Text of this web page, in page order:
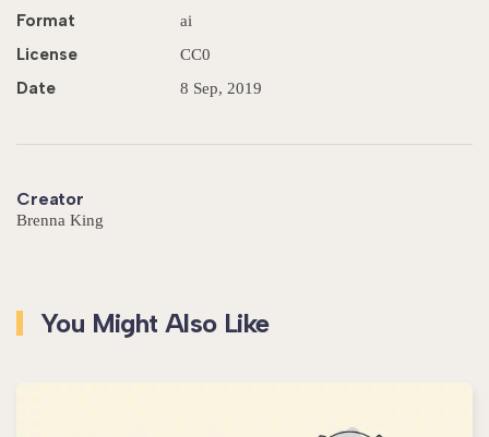
Format ai
License CC0
Date 8 Sep, 2019
Creator
Brenna King
You Might Also Like